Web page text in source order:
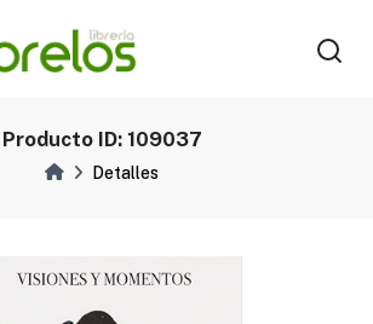
Producto ID: 109037
Detalles